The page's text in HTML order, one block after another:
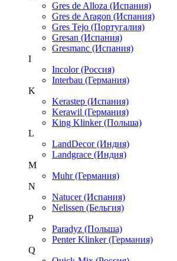
Gres de Alloza (Испания)
Gres de Aragon (Испания)
Gres Tejo (Португалия)
Gresan (Испания)
Gresmanc (Испания)
I
Incolor (Россия)
Interbau (Германия)
K
Kerastep (Испания)
Kerawil (Германия)
King Klinker (Польша)
L
LandDecor (Индия)
Landgrace (Индия)
M
Muhr (Германия)
N
Natucer (Испания)
Nelissen (Бельгия)
P
Paradyz (Польша)
Penter Klinker (Германия)
Q